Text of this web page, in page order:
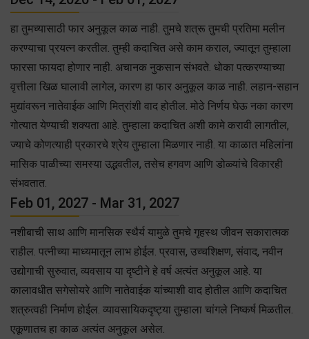
हा तुमच्यासाठी फार अनुकूल काळ नाही. तुमचे शत्रू तुमची प्रतिमा मलीन
करण्याचा प्रयत्न करतील. तुम्ही कदाचित असे काम कराल, ज्यातून तुम्हाला
फारसा फायदा होणार नाही. अचानक नुकसान संभवते. धोका पत्करण्याच्या
वृत्तीला खिळ घालावी लागेल, कारण हा फार अनुकूल काळ नाही. लहान-सहान
मुद्यांवरून नातेवाईक आणि मित्रांशी वाद होतील. मोठे निर्णय घेऊ नका कारण
गोत्यात येण्याची शक्यता आहे. तुम्हाला कदाचित अशी कामे करावी लागतील,
ज्याचे कोणत्याही प्रकारचे श्रेय तुम्हाला मिळणार नाही. या काळात महिलांना
मासिक पाळीच्या समस्या उद्भवतील, तसेच हगवण आणि डोळ्यांचे विकारही
संभवतात.
Feb 01, 2027 - Mar 31, 2027
नशीबाची साथ आणि मानसिक स्थैर्य यामुळे तुमचे गृहस्थ जीवन सकारात्मक
राहील. पत्नीच्या माध्यमातून लाभ होईल. प्रवास, उच्चशिक्षण, संवाद, नवीन
उद्योगाची सुरुवात, व्यवसाय या दृष्टीने हे वर्ष अत्यंत अनुकूल आहे. या
कालावधीत सगेसोयरे आणि नातेवाईक यांच्याशी वाद होतील आणि कदाचित
शत्रुत्वही निर्माण होईल. व्यावसायिकदृष्ट्या तुम्हाला चांगले निष्कर्ष मिळतील.
एकूणातच हा काळ अत्यंत अनुकूल असेल.